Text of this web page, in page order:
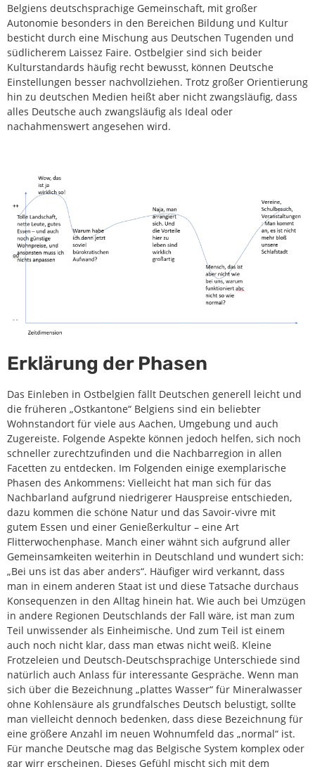
Belgiens deutschsprachige Gemeinschaft, mit großer
Autonomie besonders in den Bereichen Bildung und Kultur
besticht durch eine Mischung aus Deutschen Tugenden und
südlicherem Laissez Faire. Ostbelgier sind sich beider
Kulturstandards häufig recht bewusst, können Deutsche
Einstellungen besser nachvollziehen. Trotz großer Orientierung
hin zu deutschen Medien heißt aber nicht zwangsläufig, dass
alles Deutsche auch zwangsläufig als Ideal oder
nachahmenswert angesehen wird.
Erklärung der Phasen
Das Einleben in Ostbelgien fällt Deutschen generell leicht und
die früheren „Ostkantone“ Belgiens sind ein beliebter
Wohnstandort für viele aus Aachen, Umgebung und auch
Zugereiste. Folgende Aspekte können jedoch helfen, sich noch
schneller zurechtzufinden und die Nachbarregion in allen
Facetten zu entdecken. Im Folgenden einige exemplarische
Phasen des Ankommens: Vielleicht hat man sich für das
Nachbarland aufgrund niedrigerer Hauspreise entschieden,
dazu kommen die schöne Natur und das Savoir-vivre mit
gutem Essen und einer Genießerkultur – eine Art
Flitterwochenphase. Manch einer wähnt sich aufgrund aller
Gemeinsamkeiten weiterhin in Deutschland und wundert sich:
„Bei uns ist das aber anders“. Häufiger wird verkannt, dass
man in einem anderen Staat ist und diese Tatsache durchaus
Konsequenzen in den Alltag hinein hat. Wie auch bei Umzügen
in andere Regionen Deutschlands der Fall wäre, ist man zum
Teil unwissender als Einheimische. Und zum Teil ist einem
auch noch nicht klar, dass man etwas nicht weiß. Kleine
Frotzeleien und Deutsch-Deutschsprachige Unterschiede sind
natürlich auch Anlass für interessante Gespräche. Wenn man
sich über die Bezeichnung „plattes Wasser“ für Mineralwasser
ohne Kohlensäure als grundfalsches Deutsch belustigt, sollte
man vielleicht dennoch bedenken, dass diese Bezeichnung für
eine größere Anzahl im neuen Wohnumfeld das „normal“ ist.
Für manche Deutsche mag das Belgische System komplex oder
gar wirr erscheinen. Dieses Gefühl mischt sich mit dem